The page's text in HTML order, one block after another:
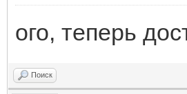
ого, теперь
Поиск